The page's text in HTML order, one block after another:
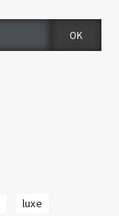
luxe